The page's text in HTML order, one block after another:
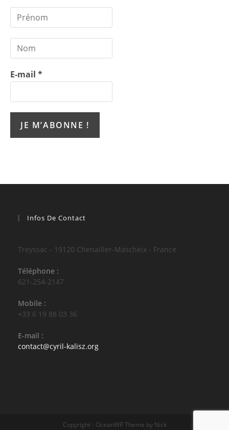
E-mail *
Infos De Contact
Treyssac - 19120 Chenailler-Mascheix - France
Téléphone :
621-254-2147
Mobile :
+33 6 19 88 03 36
E-mail :
contact@cyril-kalisz.orgS’ouvre
Copyright - OceanWP Theme by Nick